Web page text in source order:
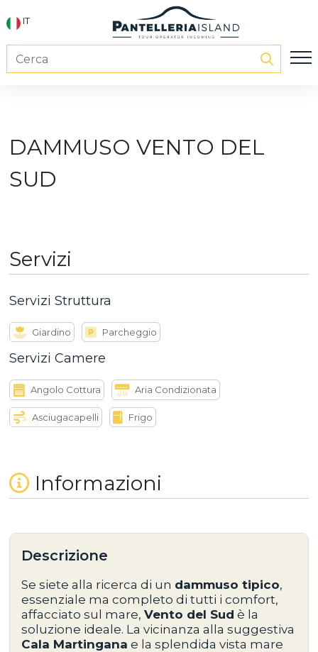
IT
DAMMUSO VENTO DEL
SUD
Servizi
Servizi Struttura
Giardino Parcheggio
Servizi Camere
Angolo Cottura Aria Condizionata
Asciugacapelli Frigo
Informazioni
Descrizione
Se siete alla ricerca di un dammuso tipico,
essenziale ma completo di tutti i comfort,
affacciato sul mare,Vento del Sud è la
soluzione ideale. La vicinanza alla suggestiva
Cala Martingana e lasplendida vista mare